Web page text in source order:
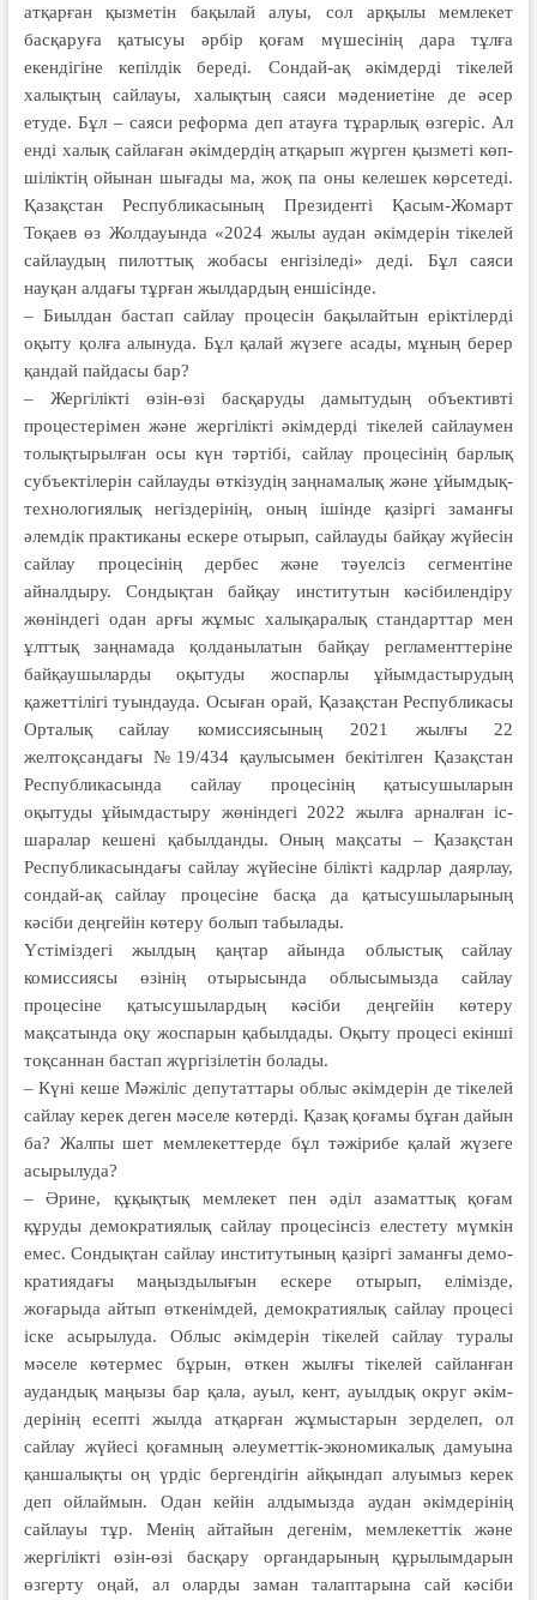
атқарған қызметін бақылай алуы, сол арқылы мемлекет
басқаруға қатысуы әрбір қоғам мүшесінің дара тұлға
екендігіне кепілдік береді. Сондай-ақ әкімдерді тікелей
халықтың сайлауы, халықтың саяси мәдениетіне де әсер
етуде. Бұл – саяси реформа деп атауға тұрарлық өзгеріс. Ал
енді халық сайлаған әкім­дердің атқарып жүрген қызметі көп­
шіліктің ойынан шығады ма, жоқ па оны келешек көрсетеді.
Қазақстан Рес­публикасының Президенті Қасым-Жомарт
Тоқаев өз Жолдауында «2024 жылы аудан әкімдерін тікелей
сайлау­дың пилоттық жобасы енгізіледі» деді. Бұл саяси
науқан алдағы тұрған жыл­дардың еншісінде.
– Биылдан бастап сайлау процесін бақылайтын еріктілерді
оқыту қолға алынуда. Бұл қалай жүзеге асады, мұның берер
қандай пайдасы бар?
– Жергілікті өзін-өзі басқаруды дамы­тудың объективті
процестерімен және жергілікті әкімдерді тікелей сайлаумен
толықтырылған осы күн тәртібі, сайлау процесінің барлық
субъектілерін сайлауды өткізудің заңнамалық және ұйымдық-
технологиялық негіздерінің, оның ішінде қазіргі заманғы
әлемдік практиканы ескере отырып, сайлауды байқау жүйесін
сайлау процесінің дербес және тәуелсіз сегментіне
айналдыру. Сондықтан байқау институтын кәсібилендіру
жөніндегі одан арғы жұмыс халықаралық стандарттар мен
ұлттық заңнамада қолданылатын байқау регламенттеріне
байқаушыларды оқытуды жоспарлы ұйымдастырудың
қажеттілігі туындауда. Осыған орай, Қазақстан Республикасы
Орталық сайлау комиссиясының 2021 жылғы 22
желтоқсандағы №19/434 қаулысымен бекітілген Қазақстан
Республикасында сайлау процесінің қатысушыларын
оқытуды ұйымдастыру жөніндегі 2022 жылға арналған іс-
шаралар кешені қабылданды. Оның мақсаты – Қазақстан
Республикасындағы сайлау жүйесіне білікті кадрлар даярлау,
сондай-ақ сайлау процесіне басқа да қатысушыларының
кәсіби деңгейін көтеру болып табылады.
Үстіміздегі жылдың қаңтар айында облыстық сайлау
комиссиясы өзінің отырысында облысымызда сайлау
процесіне қатысушылардың кәсіби деңгейін көтеру
мақсатында оқу жоспарын қабылдады. Оқыту процесі екінші
тоқсаннан бастап жүргізілетін болады.
– Күні кеше Мәжіліс депутаттары облыс әкімдерін де тікелей
сайлау керек деген мәселе көтерді. Қазақ қоғамы бұған дайын
ба? Жалпы шет мемлекеттерде бұл тәжірибе қалай жүзеге
асырылуда?
– Әрине, құқықтық мемлекет пен әділ азаматтық қоғам
құруды демо­кратиялық сайлау процесінсіз елес­тету мүмкін
емес. Сондықтан сайлау институтының қазіргі заманғы демо­
кратиядағы маңыздылығын ескере отырып, елімізде,
жоғарыда айтып өткенімдей, демократиялық сайлау про­цесі
іске асырылуда. Облыс әкім­дерін тікелей сайлау туралы
мәселе көтермес бұрын, өткен жылғы тікелей сайланған
аудандық маңызы бар қала, ауыл, кент, ауылдық округ әкім­
дерінің есепті жылда атқарған жұмыс­тарын зерделеп, ол
сайлау жүйесі қоғам­ның әлеуметтік-экономикалық дамуына
қаншалықты оң үрдіс бер­гендігін айқындап алуымыз керек
деп ойлаймын. Одан кейін алдымызда аудан әкімдерінің
сайлауы тұр. Ме­нің айтайын дегенім, мемлекеттік және
жергілікті өзін-өзі басқару ор­ган­­дарының құрылымдарын
өзгерту оңай, ал оларды заман талаптарына сай кәсіби